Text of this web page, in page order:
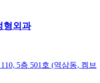
형외과
5층 501호 (역삼동, 켐브